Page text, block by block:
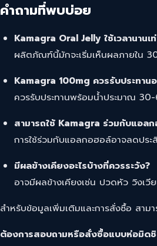
คำถามที่พบบ่อย
Kamagra Oral Jelly ใช้เวลานานเ
ผลิตภัณฑ์นี้มักจะเริ่มเห็นผลภายใน
Kamagra 100mg ควรรับประทาน
ควรรับประทานพร้อมน้ำประมาณ
สามารถใช้ Kamagra ร่วมกับแอล
การใช้ร่วมกับแอลกอฮอล์อาจลดปร
มีผลข้างเคียงอะไรบ้างที่ควรระวัง?
อาจมีผลข้างเคียงเช่น ปวดหัว วิงเ
สำหรับข้อมูลเพิ่มเติมและการสั่งซื้อ สาม
ต้องการสอบถามหรือสั่งซื้อแบบห่อมิด